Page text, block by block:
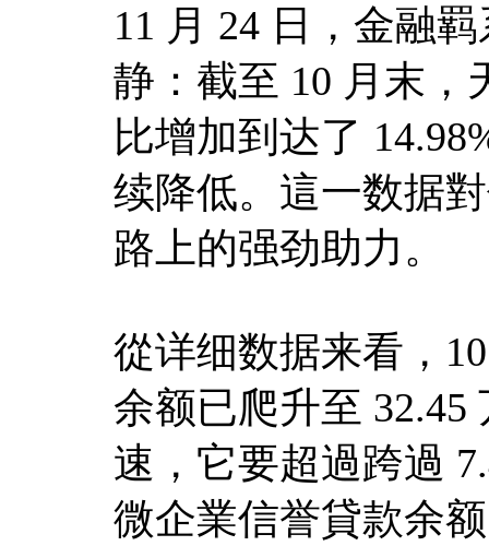
11 月 24 日，金融
静：截至 10 月末，
比增加到达了
续降低。這一数据
路上的强劲助力。
從详细数据来看，
余额已爬升至
速，它要超過跨過
微企業信誉貸款余